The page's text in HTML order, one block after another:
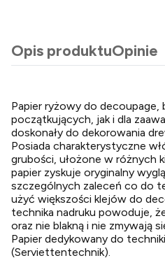
Opis produktuOpinie
Papier ryżowy do decoupage,
początkujących, jak i dla
doskonały do dekorowania
Posiada charakterystyczne
grubości, ułożone w różnych
papier zyskuje oryginalny
szczególnych zaleceń co do
użyć większości klejów do
technika nadruku powoduje,
oraz nie blakną i nie zmywają
Papier dedykowany do
(Serviettentechnik).